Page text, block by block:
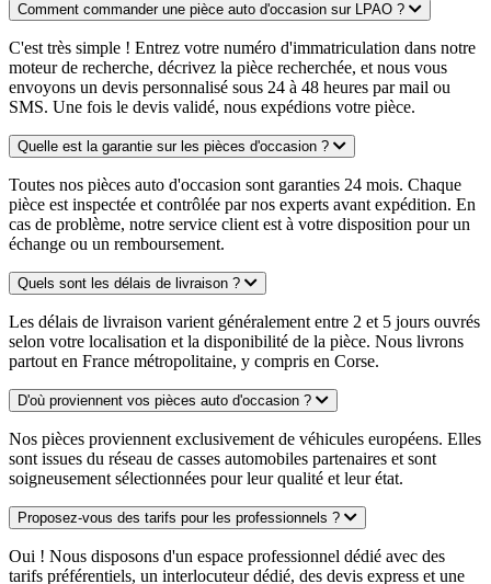
Comment commander une pièce auto d'occasion sur LPAO ?
C'est très simple ! Entrez votre numéro d'immatriculation dans notre
moteur de recherche, décrivez la pièce recherchée, et nous vous
envoyons un devis personnalisé sous 24 à 48 heures par mail ou
SMS. Une fois le devis validé, nous expédions votre pièce.
Quelle est la garantie sur les pièces d'occasion ?
Toutes nos pièces auto d'occasion sont garanties 24 mois. Chaque
pièce est inspectée et contrôlée par nos experts avant expédition. En
cas de problème, notre service client est à votre disposition pour un
échange ou un remboursement.
Quels sont les délais de livraison ?
Les délais de livraison varient généralement entre 2 et 5 jours ouvrés
selon votre localisation et la disponibilité de la pièce. Nous livrons
partout en France métropolitaine, y compris en Corse.
D'où proviennent vos pièces auto d'occasion ?
Nos pièces proviennent exclusivement de véhicules européens. Elles
sont issues du réseau de casses automobiles partenaires et sont
soigneusement sélectionnées pour leur qualité et leur état.
Proposez-vous des tarifs pour les professionnels ?
Oui ! Nous disposons d'un espace professionnel dédié avec des
tarifs préférentiels, un interlocuteur dédié, des devis express et une